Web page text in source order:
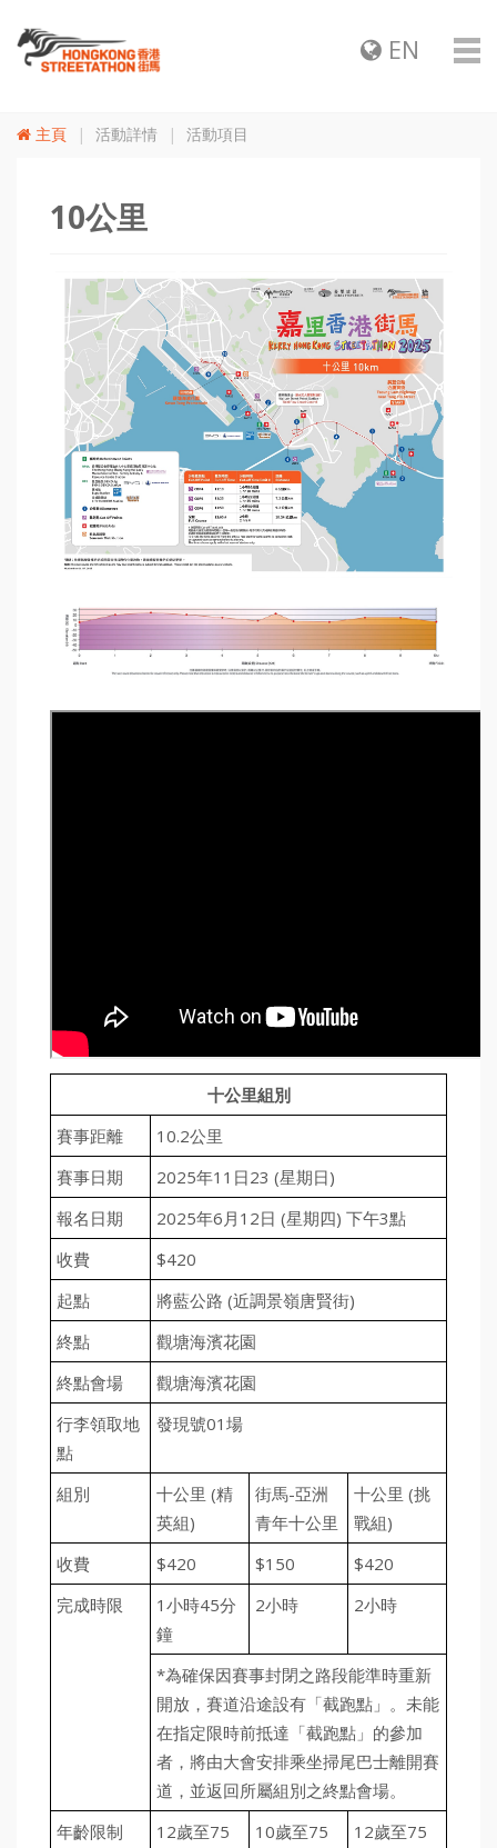
EN
主頁 活動詳情 活動項目
10公里
十公里組別
賽事距離
10.2公里
賽事日期
2025年11日23 (星期日)
報名日期
2025年6月12日 (星期四) 下午3點
收費
$420
起點
將藍公路 (近調景嶺唐賢街)
終點
觀塘海濱花園
終點會場
觀塘海濱花園
行李領取地
點
發現號01場
組別
十公里 (精
英組)
街馬-亞洲
青年十公里
十公里 (挑
戰組)
收費
$420 $150
$420
完成時限
1小時45分
鐘
2小時 2小時
*為確保因賽事封閉之路段能準時重新
開放，賽道沿途設有「截跑點」。未能
在指定限時前抵達「截跑點」的參加
者，將由大會安排乘坐掃尾巴士離開賽
道，並返回所屬組別之終點會場。
年齡限制
12歲至75
10歲至75
12歲至75